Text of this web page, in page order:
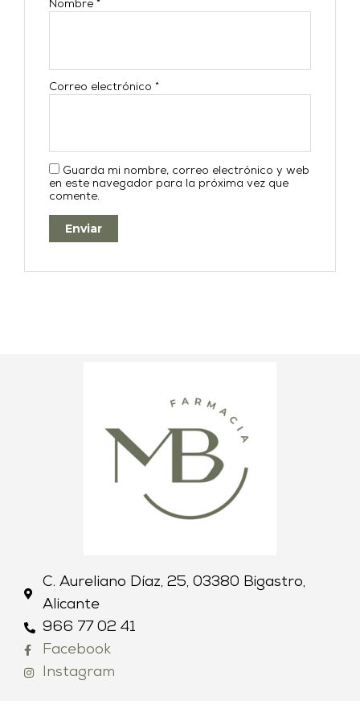
Nombre*
Correo electrónico*
Guarda mi nombre, correo electrónico y web
en este navegador para la próxima vez que
comente.
C. Aureliano Díaz, 25, 03380 Bigastro,
Alicante
966 77 02 41
Facebook
Instagram